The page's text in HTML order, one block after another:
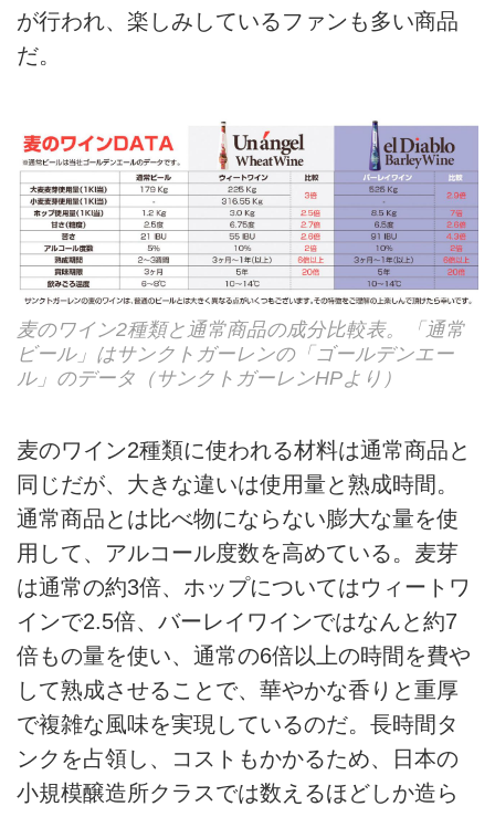
が行われ、楽しみしているファンも多い商品
だ。
麦のワイン2種類と通常商品の成分比較表。「通常
ビール」はサンクトガーレンの「ゴールデンエー
ル」のデータ（サンクトガーレンHPより）
麦のワイン2種類に使われる材料は通常商品と
同じだが、大きな違いは使用量と熟成時間。
通常商品とは比べ物にならない膨大な量を使
用して、アルコール度数を高めている。麦芽
は通常の約3倍、ホップについてはウィートワ
インで2.5倍、バーレイワインではなんと約7
倍もの量を使い、通常の6倍以上の時間を費や
して熟成させることで、華やかな香りと重厚
で複雑な風味を実現しているのだ。長時間タ
ンクを占領し、コストもかかるため、日本の
小規模醸造所クラスでは数えるほどしか造ら